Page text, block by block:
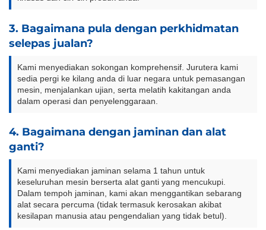
3. Bagaimana pula dengan perkhidmatan
selepas jualan?
Kami menyediakan sokongan komprehensif. Jurutera kami
sedia pergi ke kilang anda di luar negara untuk pemasangan
mesin, menjalankan ujian, serta melatih kakitangan anda
dalam operasi dan penyelenggaraan.
4. Bagaimana dengan jaminan dan alat
ganti?
Kami menyediakan jaminan selama 1 tahun untuk
keseluruhan mesin berserta alat ganti yang mencukupi.
Dalam tempoh jaminan, kami akan menggantikan sebarang
alat secara percuma (tidak termasuk kerosakan akibat
kesilapan manusia atau pengendalian yang tidak betul).